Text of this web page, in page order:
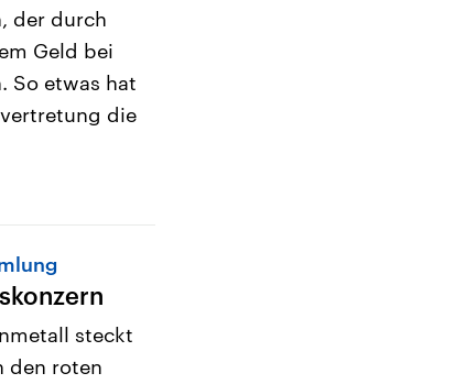
der durch
Geld bei
So etwas hat
die
steckt
den roten